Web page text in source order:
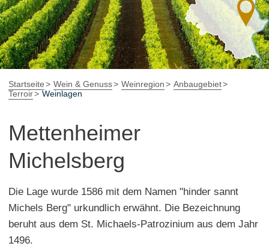
ShopRheinhessen-Blog Karte
Startseite Wein & Genuss Weinregion
Anbaugebiet
Terroir
Weinlagen
Mettenheimer
Michelsberg
Die Lage wurde 1586 mit dem Namen "hinder sannt
Michels Berg" urkundlich erwähnt. Die Bezeichnung
beruht aus dem St. Michaels-Patrozinium aus dem Jahr
1496.